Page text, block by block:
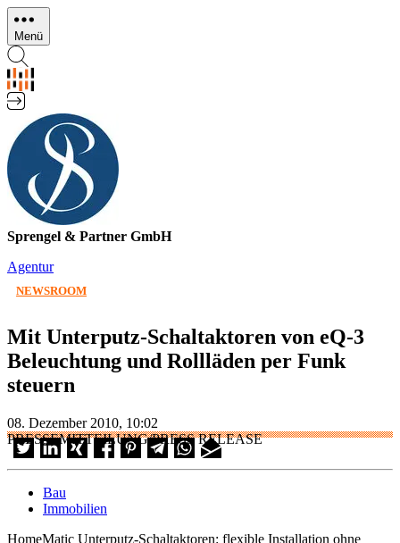
Direkt
zum
Inhalt
Menü
Sprengel & Partner GmbH
Agentur
NEWSROOM
Mit Unterputz-Schaltaktoren von eQ-3
Beleuchtung und Rollläden per Funk
steuern
08. Dezember 2010, 10:02
PRESSEMITTEILUNG/PRESS RELEASE
Bau
Immobilien
HomeMatic Unterputz-Schaltaktoren: flexible Installation ohne